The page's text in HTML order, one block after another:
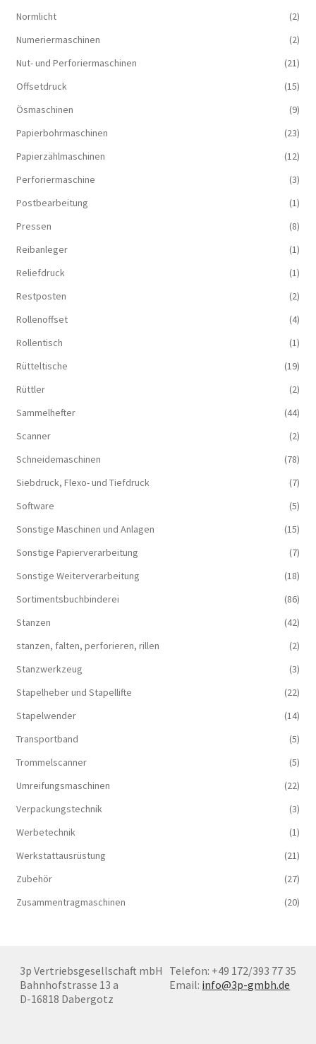
Normlicht
(2)
Numeriermaschinen
(2)
Nut- und Perforiermaschinen
(21)
Offsetdruck
(15)
Ösmaschinen
(9)
Papierbohrmaschinen
(23)
Papierzählmaschinen
(12)
Perforiermaschine
(3)
Postbearbeitung
(1)
Pressen
(8)
Reibanleger
(1)
Reliefdruck
(1)
Restposten
(2)
Rollenoffset
(4)
Rollentisch
(1)
Rütteltische
(19)
Rüttler
(2)
Sammelhefter
(44)
Scanner
(2)
Schneidemaschinen
(78)
Siebdruck, Flexo- und Tiefdruck
(7)
Software
(5)
Sonstige Maschinen und Anlagen
(15)
Sonstige Papierverarbeitung
(7)
Sonstige Weiterverarbeitung
(18)
Sortimentsbuchbinderei
(86)
Stanzen
(42)
stanzen, falten, perforieren, rillen
(2)
Stanzwerkzeug
(3)
Stapelheber und Stapellifte
(22)
Stapelwender
(14)
Transportband
(5)
Trommelscanner
(5)
Umreifungsmaschinen
(22)
Verpackungstechnik
(3)
Werbetechnik
(1)
Werkstattausrüstung
(21)
Zubehör
(27)
Zusammentragmaschinen
(20)
3p Vertriebsgesellschaft mbH
Bahnhofstrasse 13 a
D-16818 Dabergotz
Telefon: +49 172/393 77 35
Email: info@3p-gmbh.de